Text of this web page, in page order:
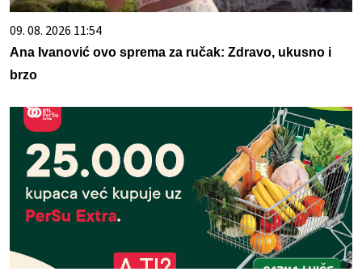
09. 08. 2026 11:54
Ana Ivanović ovo sprema za ručak: Zdravo, ukusno i
brzo